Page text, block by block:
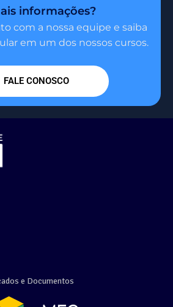
informações?
com a nossa equipe e saiba
em um dos nossos cursos.
FALE CONOSCO
e Documentos